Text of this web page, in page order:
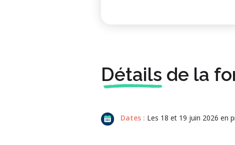
Détails de la
Dates : Les 18 et 19 juin 2026 en